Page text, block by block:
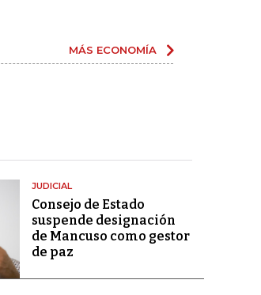
MÁS ECONOMÍA
JUDICIAL
Consejo de Estado
suspende designación
de Mancuso como gestor
de paz